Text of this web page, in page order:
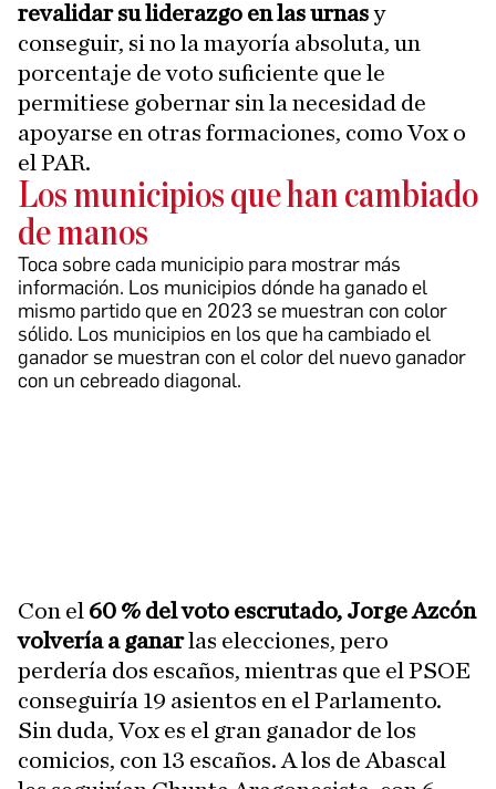
revalidar su liderazgo en las urnasy
conseguir, si no la mayoría absoluta, un
porcentaje de voto suficiente que le
permitiese gobernar sin la necesidad de
apoyarse en otras formaciones, como Vox o
el PAR.
Los municipios que han cambiado
de manos
Toca sobre cada municipio para mostrar más
información. Los municipios dónde ha ganado el
mismo partido que en 2023 se muestran con color
sólido. Los municipios en los que ha cambiado el
ganador se muestran con el color del nuevo ganador
con un cebreado diagonal.
Con el 60 % del voto escrutado, Jorge Azcón
volvería a ganarlas elecciones, pero
perdería dos escaños, mientras que el PSOE
conseguiría 19 asientos en el Parlamento.
Sin duda, Vox es el gran ganador de los
comicios, con 13 escaños. A los de Abascal